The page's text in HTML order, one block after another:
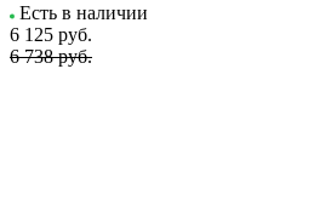
Есть в наличии
6 125 руб.
6 738 руб.